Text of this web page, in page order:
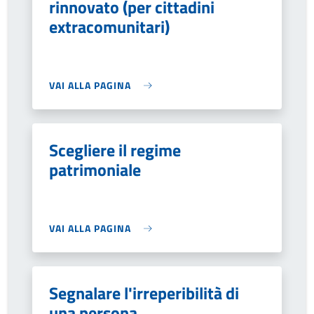
rinnovato (per cittadini
extracomunitari)
VAI ALLA PAGINA
Scegliere il regime
patrimoniale
VAI ALLA PAGINA
Segnalare l'irreperibilità di